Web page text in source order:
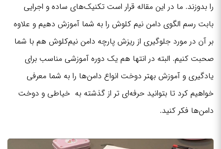
را بدوزند. ما در این مقاله قرار است تکنیک‌های ساده و اجرایی
بابت رسم الگوی دامن نیم کلوش را به شما آموزش دهیم و علاوه
بر آن در مورد جلوگیری از ریزش پارچه دامن نیم‌کلوش هم با شما
صحبت کنیم. البته در انتها هم یک دوره آموزشی مناسب برای
یادگیری و آموزش بهتر دوخت انواع دامن‌ها را به شما معرفی
خواهیم کرد تا بتوانید حرفه‌ای تر از گذشته به خیاطی و دوخت
دامن‌ها فکر کنید.